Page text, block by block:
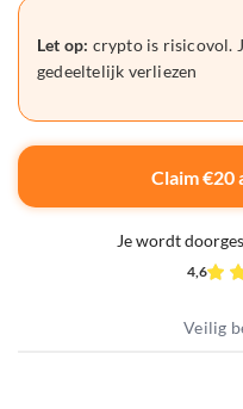
Let op: crypto is risicovol.
gedeeltelijk verliezen
Claim €20
Je wordt
4,6
Veilig